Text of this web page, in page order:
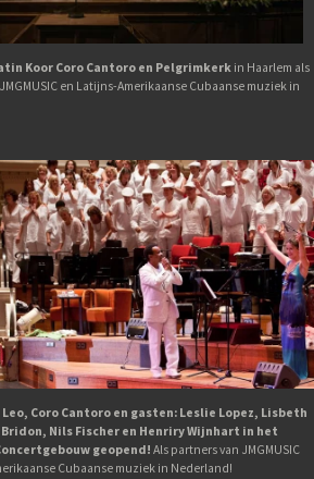
Koor Coro Cantoro en Pelgrimkerk in Haarlem als
en Latijns-Amerikaanse Cubaanse muziek in
Leo, Coro Cantoro en gasten: Leslie Lopez, Lisbeth
Nils Fischer en Henriry Wijnhart in het
geopend! Als partners van JMGMUSIC
Cubaanse muziek in Nederland!